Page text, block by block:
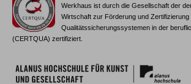
Werkhaus ist durch die Gesellschaft der
Wirtschaft zur Förderung und Zertifizierung
Qualitätssicherungssystemen in der
(CERTQUA) zertifiziert.